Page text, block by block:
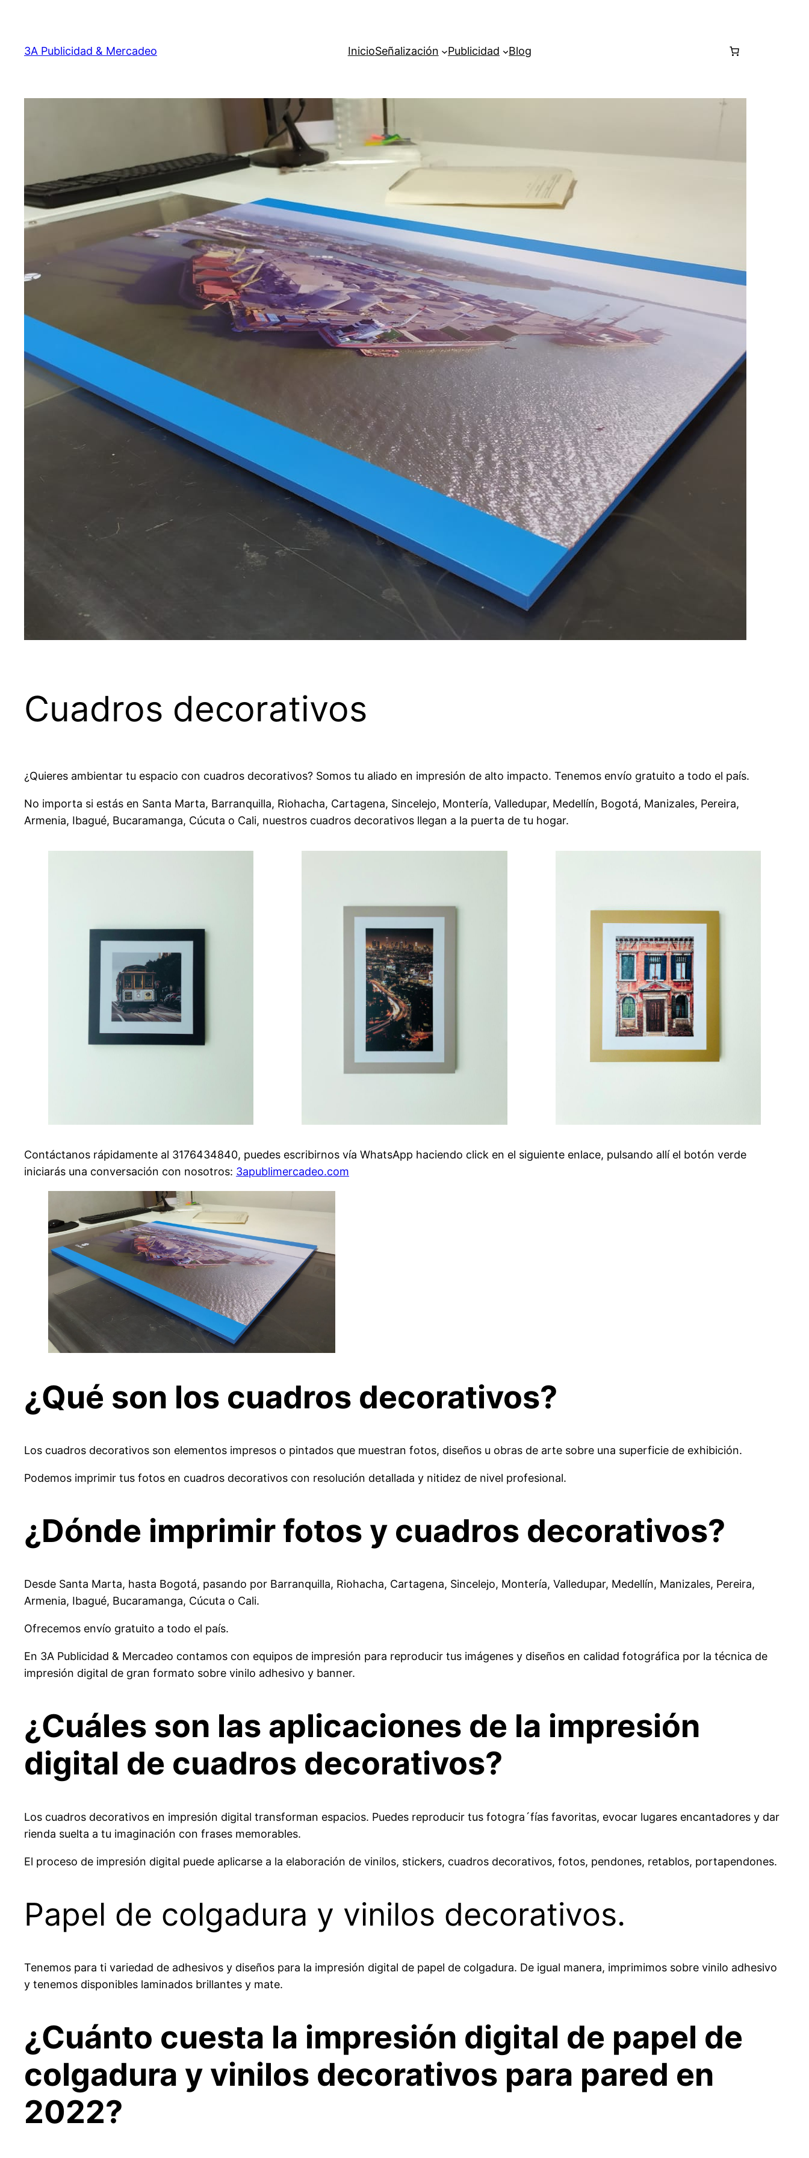
contenido
3A Publicidad & Mercadeo InicioSeñalización Publicidad Blog
Cuadros decorativos
¿Quieres ambientar tu espacio con cuadros decorativos? Somos tu aliado en impresión de alto impacto. Tenemos envío gratuito a todo el país.
No importa si estás en Santa Marta, Barranquilla, Riohacha, Cartagena, Sincelejo, Montería, Valledupar, Medellín, Bogotá, Manizales, Pereira,
Armenia, Ibagué, Bucaramanga, Cúcuta o Cali, nuestros cuadros decorativos llegan a la puerta de tu hogar.
Contáctanos rápidamente al 3176434840, puedes escribirnos vía WhatsApp haciendo click en el siguiente enlace, pulsando allí el botón verde
iniciarás una conversación con nosotros: 3apublimercadeo.com
¿Qué son los cuadros decorativos?
Los cuadros decorativos son elementos impresos o pintados que muestran fotos, diseños u obras de arte sobre una superficie de exhibición.
Podemos imprimir tus fotos en cuadros decorativos con resolución detallada y nitidez de nivel profesional.
¿Dónde imprimir fotos y cuadros decorativos?
Desde Santa Marta, hasta Bogotá, pasando por Barranquilla, Riohacha, Cartagena, Sincelejo, Montería, Valledupar, Medellín, Manizales, Pereira,
Armenia, Ibagué, Bucaramanga, Cúcuta o Cali.
Ofrecemos envío gratuito a todo el país.
En 3A Publicidad & Mercadeo contamos con equipos de impresión para reproducir tus imágenes y diseños en calidad fotográfica por la técnica de
impresión digital de gran formato sobre vinilo adhesivo y banner.
¿Cuáles son las aplicaciones de la impresión
digital de cuadros decorativos?
Los cuadros decorativos en impresión digital transforman espacios. Puedes reproducir tus fotogra´fías favoritas, evocar lugares encantadores y dar
rienda suelta a tu imaginación con frases memorables.
El proceso de impresión digital puede aplicarse a la elaboración de vinilos, stickers, cuadros decorativos, fotos, pendones, retablos, portapendones.
Papel de colgadura y vinilos decorativos.
Tenemos para ti variedad de adhesivos y diseños para la impresión digital de papel de colgadura. De igual manera, imprimimos sobre vinilo adhesivo
y tenemos disponibles laminados brillantes y mate.
¿Cuánto cuesta la impresión digital de papel de
colgadura y vinilos decorativos para pared en
2022?